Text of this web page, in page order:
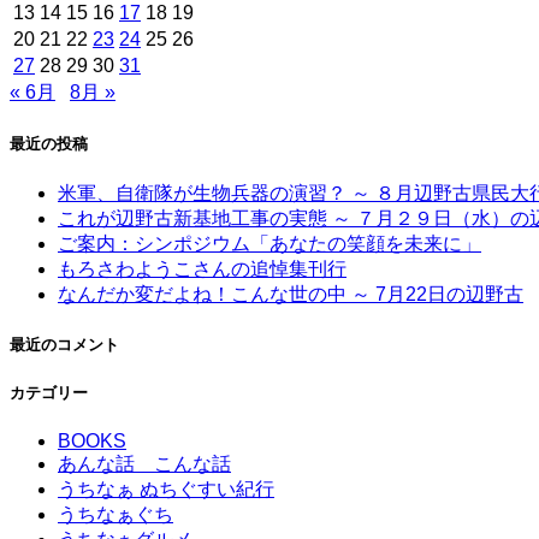
13 14 15 16 17 18 19
20 21 22 23 24 25 26
27 28 29 30 31
« 6月
8月 »
最近の投稿
米軍、自衛隊が生物兵器の演習？ ～ ８月辺野古県民
これが辺野古新基地工事の実態 ～ ７月２９日（水）の
ご案内：シンポジウム「あなたの笑顔を未来に」
もろさわようこさんの追悼集刊行
なんだか変だよね！こんな世の中 ～ 7月22日の辺野古
最近のコメント
カテゴリー
BOOKS
あんな話 こんな話
うちなぁ ぬちぐすい紀行
うちなぁぐち